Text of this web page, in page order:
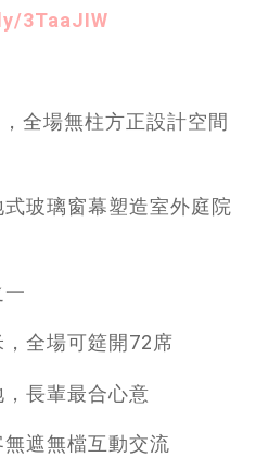
3TaaJIW
全場無柱方正設計空間
玻璃窗幕塑造室外庭院
全場可筵開72席
長輩最合心意
遮無檔互動交流